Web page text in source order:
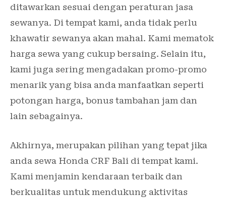
ditawarkan sesuai dengan peraturan jasa
sewanya. Di tempat kami, anda tidak perlu
khawatir sewanya akan mahal. Kami mematok
harga sewa yang cukup bersaing. Selain itu,
kami juga sering mengadakan promo-promo
menarik yang bisa anda manfaatkan seperti
potongan harga, bonus tambahan jam dan
lain sebagainya.
Akhirnya, merupakan pilihan yang tepat jika
anda sewa Honda CRF Bali di tempat kami.
Kami menjamin kendaraan terbaik dan
berkualitas untuk mendukung aktivitas